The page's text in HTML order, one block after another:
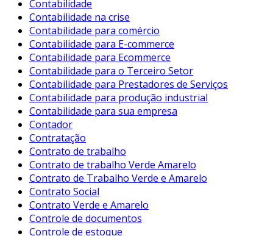
Contabilidade
Contabilidade na crise
Contabilidade para comércio
Contabilidade para E-commerce
Contabilidade para Ecommerce
Contabilidade para o Terceiro Setor
Contabilidade para Prestadores de Serviços
Contabilidade para produção industrial
Contabilidade para sua empresa
Contador
Contratação
Contrato de trabalho
Contrato de trabalho Verde Amarelo
Contrato de Trabalho Verde e Amarelo
Contrato Social
Contrato Verde e Amarelo
Controle de documentos
Controle de estoque